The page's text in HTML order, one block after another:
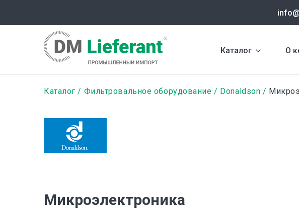
содержанию
Каталог О
Строка
навигации
Каталог Фильтровальное оборудование Donaldson
Микроэлектроника